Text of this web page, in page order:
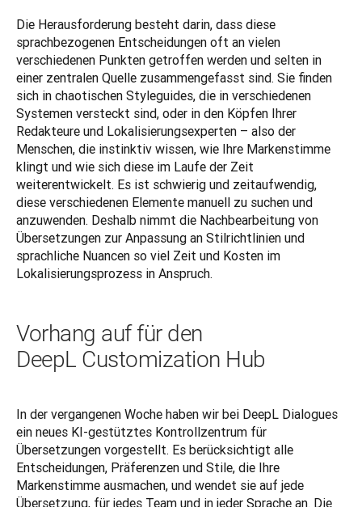
Die Herausforderung besteht darin, dass diese
sprachbezogenen Entscheidungen oft an vielen
verschiedenen Punkten getroffen werden und selten in
einer zentralen Quelle zusammengefasst sind. Sie finden
sich in chaotischen Styleguides, die in verschiedenen
Systemen versteckt sind, oder in den Köpfen Ihrer
Redakteure und Lokalisierungsexperten – also der
Menschen, die instinktiv wissen, wie Ihre Markenstimme
klingt und wie sich diese im Laufe der Zeit
weiterentwickelt. Es ist schwierig und zeitaufwendig,
diese verschiedenen Elemente manuell zu suchen und
anzuwenden. Deshalb nimmt die Nachbearbeitung von
Übersetzungen zur Anpassung an Stilrichtlinien und
sprachliche Nuancen so viel Zeit und Kosten im
Lokalisierungsprozess in Anspruch.
Vorhang auf für den
DeepL Customization Hub
In der vergangenen Woche haben wir bei DeepL Dialogues
ein neues KI-gestütztes Kontrollzentrum für
Übersetzungen vorgestellt. Es berücksichtigt alle
Entscheidungen, Präferenzen und Stile, die Ihre
Markenstimme ausmachen, und wendet sie auf jede
Übersetzung, für jedes Team und in jeder Sprache an. Die